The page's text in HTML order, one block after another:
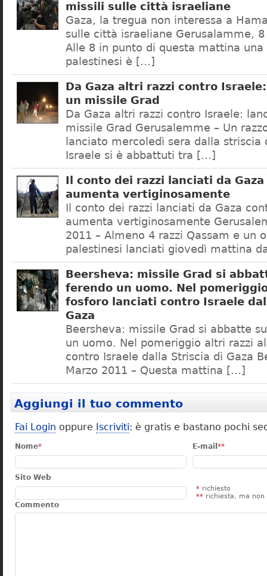
missili sulle città israeliane
Gaza, la tregua non interessa a
sulle città israeliane Gerusalamme, 8
Alle 8 in punto di questa mattina una
palestinesi è […]
Da Gaza altri razzi contro
un missile Grad
Da Gaza altri razzi contro Israele:
missile Grad Gerusalemme – Un
lanciato mercoledì sera dalla striscia
Israele si è abbattuti tra […]
Il conto dei razzi lanciati da
aumenta vertiginosamente
Il conto dei razzi lanciati da Gaza
aumenta vertiginosamente
2011 – Almeno 4 razzi Qassam e un
palestinesi lanciati giovedì mattina
Beersheva: missile Grad si
ferendo un uomo. Nel
fosforo lanciati contro Israele
Gaza
Beersheva: missile Grad si abbatte
un uomo. Nel pomeriggio altri razzi
contro Israele dalla Striscia di Gaza
Marzo 2011 – Questa mattina […]
Aggiungi il tuo commento
Fai Login oppure Iscriviti: è gratis e bastano pochi
Nome* E-mail **
Sito Web
* richiesto
** richiesta, ma non
Commento